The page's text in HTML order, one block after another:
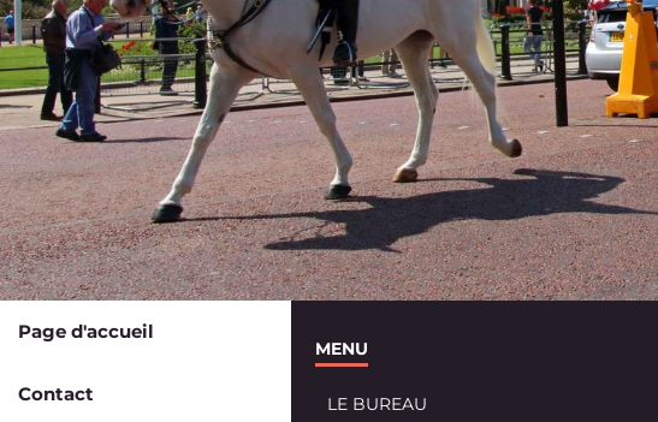
Page d'accueil
Contact
MENU
LE BUREAU